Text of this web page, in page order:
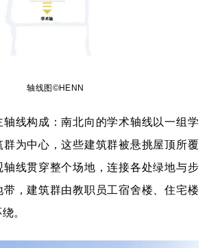
轴线图©HENN
轴线构成：南北向的学术轴线以一组学
为中心，这些建筑群被悬挑屋顶所覆
轴线贯穿整个场地，连接各处绿地与步
，建筑群由教职员工宿舍楼、住宅楼
绕。